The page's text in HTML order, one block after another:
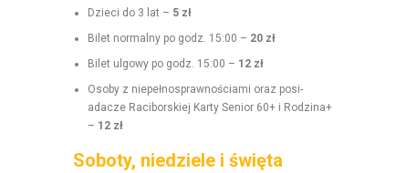
Dzieci do 3 lat – 5 zł
Bilet nor­mal­ny po godz. 15:00 – 20 zł
Bilet ulgo­wy po godz. 15:00 – 12 zł
Oso­by z niepełnosprawnoś­ci­a­mi oraz posi­
adacze Raci­borskiej Kar­ty Senior 60+ i Rodz­i­na+
– 12 zł
Soboty, niedziele i święta